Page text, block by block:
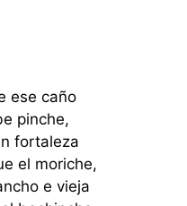
ese caño
pinche,
fortaleza
el moriche,
e vieja